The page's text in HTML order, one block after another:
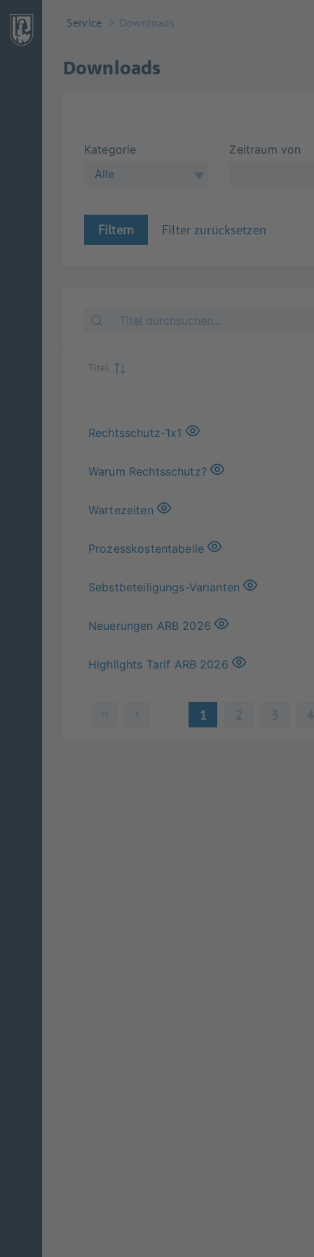
Service Downloads
Downloads
Kategorie
Alle
Zeitraum von
Filtern Filter zurücksetzen
Titel
Rechtsschutz-1x1
Warum Rechtsschutz?
Wartezeiten
Prozesskostentabelle
Sebstbeteiligungs-Varianten
Neuerungen ARB 2026
Highlights Tarif ARB 2026
1 2 3 4